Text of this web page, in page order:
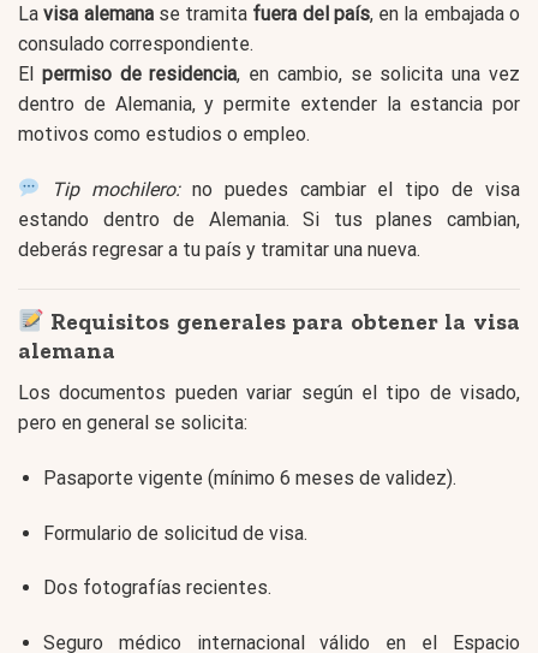
Lavisa alemanase tramita fuera del país, en la embajada o
consulado correspondiente.
El permiso de residencia, en cambio, se solicita una vez
dentro de Alemania, y permite extender la estancia por
motivos como estudios o empleo.
Tip mochilero:no puedes cambiar el tipo de visa
estando dentro de Alemania. Si tus planes cambian,
deberás regresar a tu país y tramitar una nueva.
Requisitos generales para obtener la visa
alemana
Los documentos pueden variar según el tipo de visado,
pero en general se solicita:
Pasaporte vigente (mínimo 6 meses de validez).
Formulario de solicitud de visa.
Dos fotografías recientes.
Seguro médico internacional válido en el Espacio